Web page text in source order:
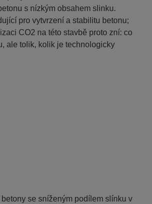
s nízkým obsahem slinku.
pro vytvrzení a stabilitu betonu;
CO2 na této stavbě proto zní: co
ale tolik, kolik je technologicky
se sníženým podílem slínku v